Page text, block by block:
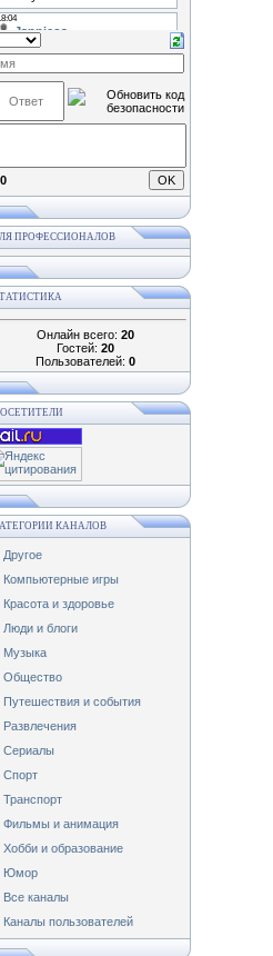
ПРОФЕССИОНАЛОВ
Онлайн всего: 20
Гостей: 20
Пользователей: 0
КАНАЛОВ
Другое
Компьютерные игры
Красота и здоровье
Люди и блоги
Музыка
Общество
Путешествия и события
Развлечения
Сериалы
Спорт
Транспорт
Фильмы и анимация
Хобби и образование
Юмор
Все каналы
Каналы пользователей